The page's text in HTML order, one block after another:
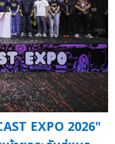
EXPO 2026"